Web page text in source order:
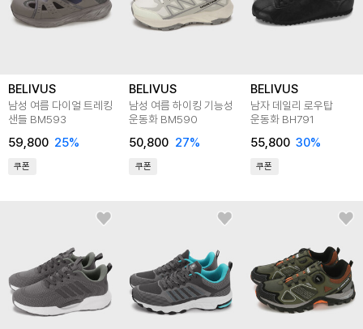
BELIVUS
남성 여름 다이얼 트레킹
샌들 BM593
59,800 25%
쿠폰
BELIVUS
남성 여름 하이킹 기능성
운동화 BM590
50,800 27%
쿠폰
BELIVUS
남자 데일리 로우탑
운동화 BH791
55,800 30%
쿠폰